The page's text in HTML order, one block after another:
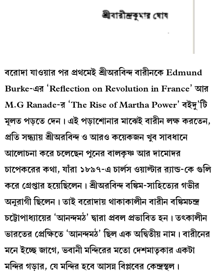
বরোদা যাওয়ার পর প্রথমেই শ্রীঅরবিন্দ বারীনকে Edmund
Burke-এর ‘Reflection on Revolution in France’ আর
M.G Ranade-র ‘The Rise of Martha Power’ বইদু’টি
মূলত পড়তে দেন। এই পড়াশোনার মাঝেই বারীন লক্ষ করতেন,
প্রতি সন্ধ্যায় শ্রীঅরবিন্দ ও আরও কয়েকজন খুব সাবধানে
আলোচনা করে চলেছেন পুনের বালকৃষ্ণ আর দামোদর
চাপেকরের কথা, যাঁরা ১৮৯৭-এ চার্লস ওয়াল্টার র‍্যান্ড-কে গুলি
করে গ্রেপ্তার হয়েছিলেন। শ্রীঅরবিন্দ বঙ্কিম-সাহিত্যের গভীর
অনুরাগী ছিলেন। তাই বরোদায় থাকাকালীন বারীন বঙ্কিমচন্দ্র
চট্টোপাধ্যায়ের ‘আনন্দমঠ’ দ্বারা প্রবল প্রভাবিত হন। তৎকালীন
ভারতের প্রেক্ষিতে ‘আনন্দমঠ’ ছিল এক অদ্বিতীয় নাম। বারীনের
মনে ইচ্ছে জাগে, ভবানী মন্দিরের মতো দেশমাতৃকার একটা
মন্দির গড়ার, যে মন্দির হবে আসন্ন বিপ্লবের কেন্দ্রস্থল।